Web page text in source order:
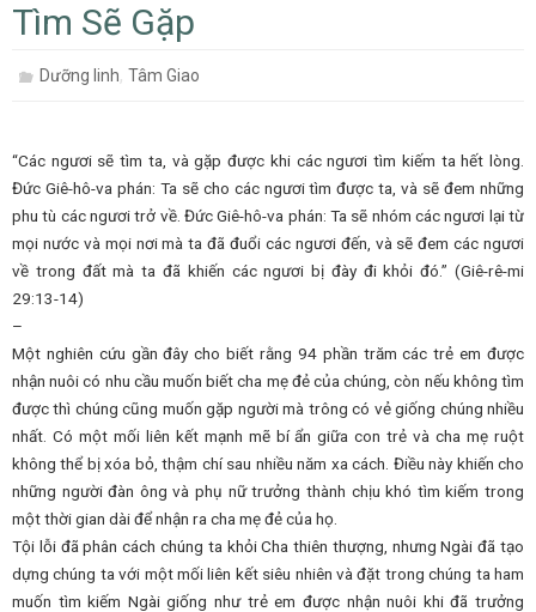
Tìm Sẽ Gặp
Dưỡng linh,Tâm Giao
“Các ngươi sẽ tìm ta, và gặp được khi các ngươi tìm kiếm ta hết lòng.
Đức Giê-hô-va phán: Ta sẽ cho các ngươi tìm được ta, và sẽ đem những
phu tù các ngươi trở về. Đức Giê-hô-va phán: Ta sẽ nhóm các ngươi lại từ
mọi nước và mọi nơi mà ta đã đuổi các ngươi đến, và sẽ đem các ngươi
về trong đất mà ta đã khiến các ngươi bị đày đi khỏi đó.” (Giê-rê-mi
29:13-14)
–
Một nghiên cứu gần đây cho biết rằng 94 phần trăm các trẻ em được
nhận nuôi có nhu cầu muốn biết cha mẹ đẻ của chúng, còn nếu không tìm
được thì chúng cũng muốn gặp người mà trông có vẻ giống chúng nhiều
nhất. Có một mối liên kết mạnh mẽ bí ẩn giữa con trẻ và cha mẹ ruột
không thể bị xóa bỏ, thậm chí sau nhiều năm xa cách. Điều này khiến cho
những người đàn ông và phụ nữ trưởng thành chịu khó tìm kiếm trong
một thời gian dài để nhận ra cha mẹ đẻ của họ.
Tội lỗi đã phân cách chúng ta khỏi Cha thiên thượng, nhưng Ngài đã tạo
dựng chúng ta với một mối liên kết siêu nhiên và đặt trong chúng ta ham
muốn tìm kiếm Ngài giống như trẻ em được nhận nuôi khi đã trưởng